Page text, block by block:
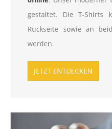
gestaltet. Die T-Shirts
Rückseite sowie an
werden.
JETZT ENTDECKEN